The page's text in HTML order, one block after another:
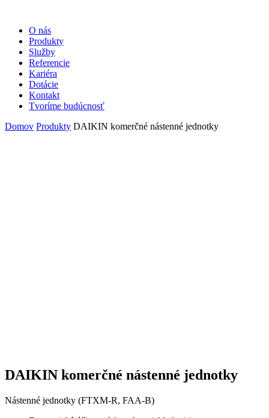
O nás
Produkty
Služby
Referencie
Kariéra
Dotácie
Kontakt
Tvoríme budúcnosť
Domov Produkty DAIKIN komerčné nástenné jednotky
DAIKIN komerčné nástenné jednotky
Nástenné jednotky (FTXM-R, FAA-B)